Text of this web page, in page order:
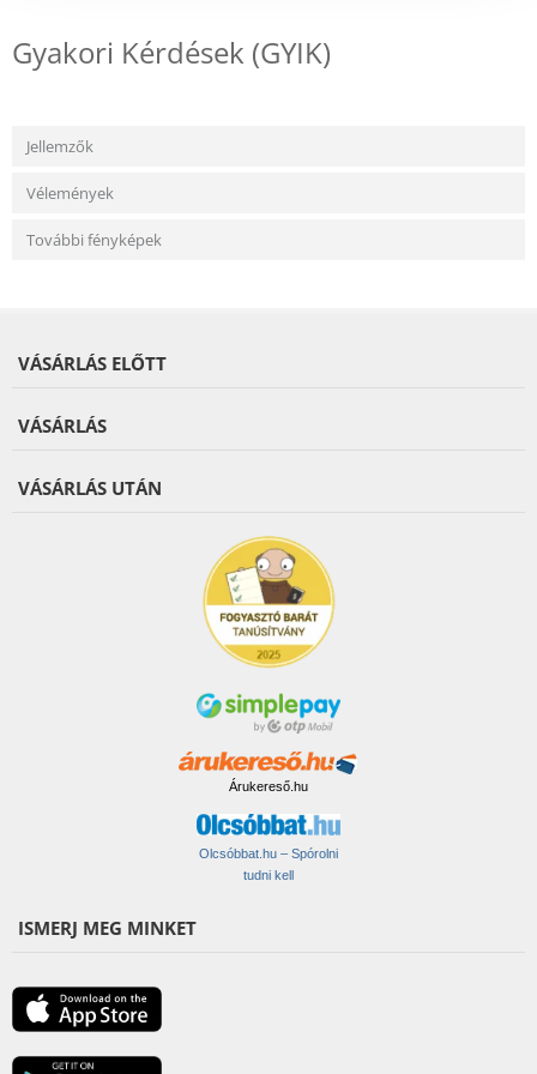
Gyakori Kérdések (GYIK)
Jellemzők
Vélemények
További fényképek
VÁSÁRLÁS ELŐTT
VÁSÁRLÁS
VÁSÁRLÁS UTÁN
Árukereső.hu
Olcsóbbat.hu – Spórolni
tudni kell
ISMERJ MEG MINKET